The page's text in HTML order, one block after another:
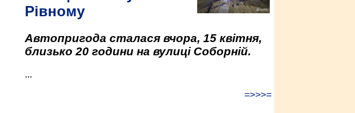
Рівному
Автопригода сталася вчора, 15 квітня,
близько 20 години на вулиці Соборній.
...
=>>>=